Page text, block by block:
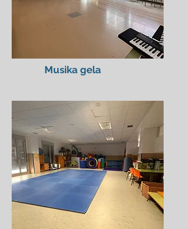
Musika gela